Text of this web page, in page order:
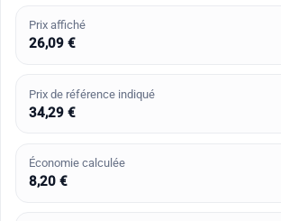
Prix affiché
26,09 €
Prix de référence indiqué
34,29 €
Économie calculée
8,20 €